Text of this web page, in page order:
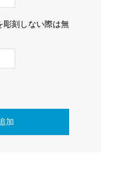
彫刻しない際は無